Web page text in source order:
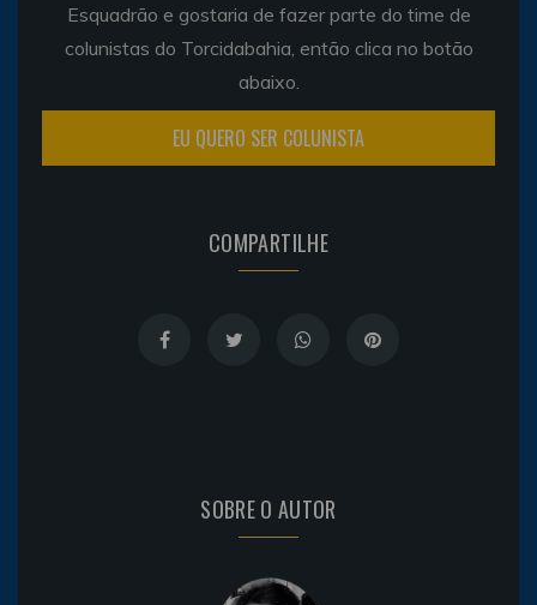
Esquadrão e gostaria de fazer parte do time de
colunistas do Torcidabahia, então clica no botão
abaixo.
EU QUERO SER COLUNISTA
COMPARTILHE
SOBRE O AUTOR